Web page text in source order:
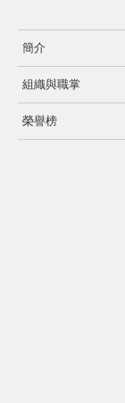
簡介
組織與職掌
榮譽榜